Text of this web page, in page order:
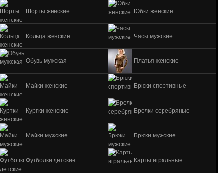
Шорты женские Юбки женские
Кольца женские Часы мужские
Обувь мужская Платья женские
Майки женские Брюки спортивные
Куртки женские Брелки серебряные
Майки мужские Брюки мужские
Футболки детские Карты игральные